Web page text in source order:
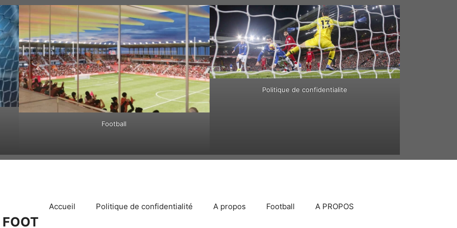
Football
Politique de confidentialite
Accueil Politique de confidentialité A propos Football A PROPOS